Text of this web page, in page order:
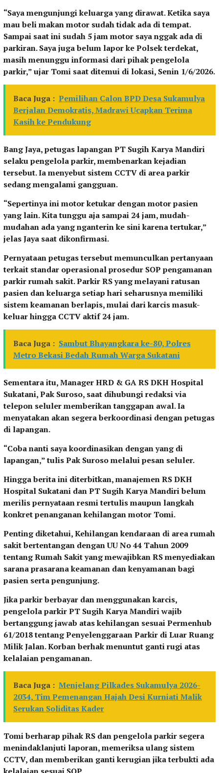
“Saya mengunjungi keluarga yang dirawat. Ketika saya
mau beli makan motor sudah tidak ada di tempat.
Sampai saat ini sudah 5 jam motor saya nggak ada di
parkiran. Saya juga belum lapor ke Polsek terdekat,
masih menunggu informasi dari pihak pengelola
parkir,” ujar Tomi saat ditemui di lokasi, Senin 1/6/2026.
Baca Juga : Pemilihan Calon BPD Desa Sukamulya
Berjalan Demokratis, Madrawi Ucapkan Terima
Kasih ke Pendukung
Bang Jaya, petugas lapangan PT Sugih Karya Mandiri
selaku pengelola parkir, membenarkan kejadian
tersebut. Ia menyebut sistem CCTV di area parkir
sedang mengalami gangguan.
“Sepertinya ini motor ketukar dengan motor pasien
yang lain. Kita tunggu aja sampai 24 jam, mudah-
mudahan ada yang nganterin ke sini karena tertukar,”
jelas Jaya saat dikonfirmasi.
Pernyataan petugas tersebut memunculkan pertanyaan
terkait standar operasional prosedur SOP pengamanan
parkir rumah sakit. Parkir RS yang melayani ratusan
pasien dan keluarga setiap hari seharusnya memiliki
sistem keamanan berlapis, mulai dari karcis masuk-
keluar hingga CCTV aktif 24 jam.
Baca Juga : Sambut Bhayangkara ke-80, Polres
Metro Bekasi Bedah Rumah Warga Sukatani
Sementara itu, Manager HRD & GA RS DKH Hospital
Sukatani, Pak Suroso, saat dihubungi redaksi via
telepon seluler memberikan tanggapan awal. Ia
menyatakan akan segera berkoordinasi dengan petugas
di lapangan.
“Coba nanti saya koordinasikan dengan yang di
lapangan,” tulis Pak Suroso melalui pesan seluler.
Hingga berita ini diterbitkan, manajemen RS DKH
Hospital Sukatani dan PT Sugih Karya Mandiri belum
merilis pernyataan resmi tertulis maupun langkah
konkret penanganan kehilangan motor Tomi.
Penting diketahui, Kehilangan kendaraan di area rumah
sakit bertentangan dengan UU No 44 Tahun 2009
tentang Rumah Sakit yang mewajibkan RS menyediakan
sarana prasarana keamanan dan kenyamanan bagi
pasien serta pengunjung.
Jika parkir berbayar dan menggunakan karcis,
pengelola parkir PT Sugih Karya Mandiri wajib
bertanggung jawab atas kehilangan sesuai Permenhub
61/2018 tentang Penyelenggaraan Parkir di Luar Ruang
Milik Jalan. Korban berhak menuntut ganti rugi atas
kelalaian pengamanan.
Baca Juga : Menjelang Pilkades Sukamulya 2026-
2034, Tim Pemenangan Hajah Desi Kurniati Malik
Serukan Soliditas Kader
Tomi berharap pihak RS dan pengelola parkir segera
menindaklanjuti laporan, memeriksa ulang sistem
CCTV, dan memberikan ganti kerugian jika terbukti ada